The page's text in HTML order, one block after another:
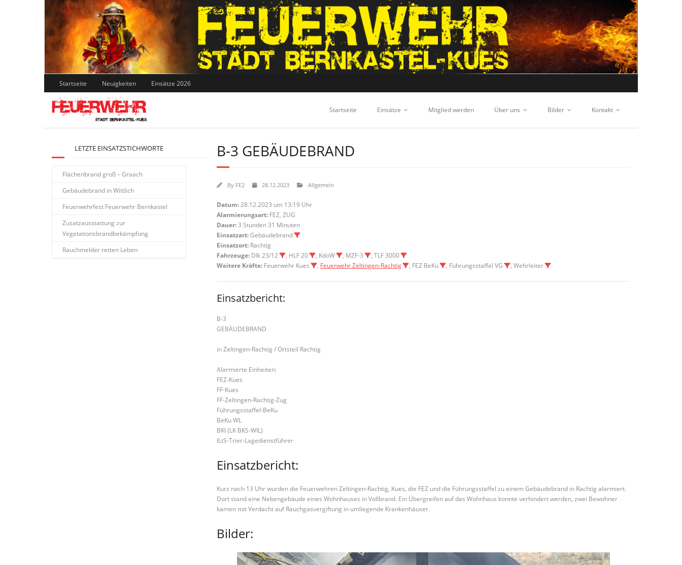
Skip
to
content
Startseite Neuigkeiten Einsätze 2026
Startseite Einsätze Mitglied werden Über uns Bilder Kontakt
B-3 GEBÄUDEBRAND
By FE2 28.12.2023 Allgemein
Datum:28.12.2023 um 13:19 Uhr
Alarmierungsart: FEZ, ZUG
Dauer:3 Stunden 31 Minuten
Einsatzart:Gebäudebrand
Einsatzort: Rachtig
Fahrzeuge: Dlk 23/12 , HLF 20 , KdoW , MZF-3
, TLF 3000
Weitere Kräfte: Feuerwehr Kues , Feuerwehr Zeltingen-Rachtig , FEZ BeKu , Führungsstaffel VG , Wehrleiter
Einsatzbericht:
B-3
GEBÄUDEBRAND
in Zeltingen-Rachtig / Ortsteil Rachtig
Alarmierte Einheiten:
FEZ-Kues
FF-Kues
FF-Zeltingen-Rachtig-Zug
Führungsstaffel-BeKu
BeKu WL
BKI (LK BKS-WIL)
ILtS-Trier-Lagedienstführer
Einsatzbericht:
Kurz nach 13 Uhr wurden die Feuerwehren Zeltingen-Rachtig, Kues, die FEZ und die Führungsstaffel zu einem Gebäudebrand in Rachtig alarmiert.
Dort stand eine Nebengebäude eines Wohnhauses in Vollbrand. Ein Übergreifen auf das Wohnhaus konnte verhindert werden, zwei Bewohner
kamen mit Verdacht auf Rauchgasvergiftung in umliegende Krankenhäuser.
Bilder:
LETZTE EINSATZSTICHWORTE
Flächenbrand groß – Graach
Gebäudebrand in Wittlich
Feuerwehrfest Feuerwehr Bernkastel
Zusatzausstattung zur
Vegetationsbrandbekämpfung
Rauchmelder retten Leben